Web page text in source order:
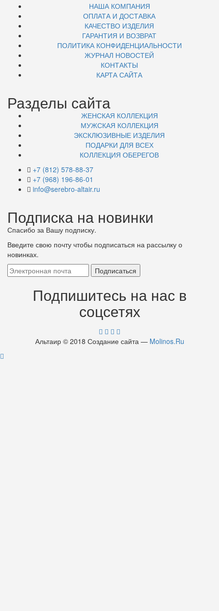
НАША КОМПАНИЯ
ОПЛАТА И ДОСТАВКА
КАЧЕСТВО ИЗДЕЛИЯ
ГАРАНТИЯ И ВОЗВРАТ
ПОЛИТИКА КОНФИДЕНЦИАЛЬНОСТИ
ЖУРНАЛ НОВОСТЕЙ
КОНТАКТЫ
КАРТА САЙТА
Разделы сайта
ЖЕНСКАЯ КОЛЛЕКЦИЯ
МУЖСКАЯ КОЛЛЕКЦИЯ
ЭКСКЛЮЗИВНЫЕ ИЗДЕЛИЯ
ПОДАРКИ ДЛЯ ВСЕХ
КОЛЛЕКЦИЯ ОБЕРЕГОВ
+7 (812) 578-88-37
+7 (968) 196-86-01
info@serebro-altair.ru
Подписка на новинки
Спасибо за Вашу подписку.
Введите свою почту чтобы подписаться на рассылку о
новинках.
Подпишитесь на нас в
соцсетях
Альтаир © 2018 Создание сайта — Molinos.Ru